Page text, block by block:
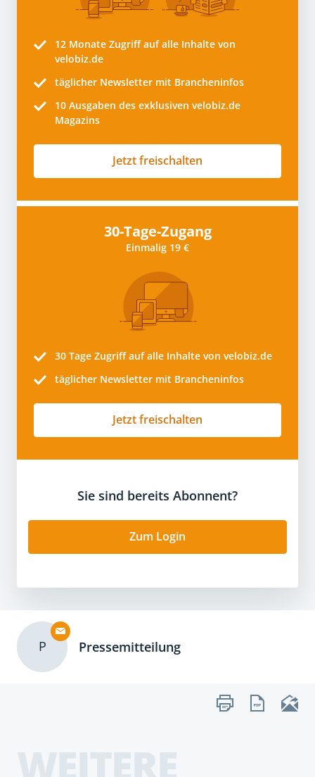
12 Monate Zugriff auf alle Inhalte von
velobiz.de
täglicher Newsletter mit Brancheninfos
10 Ausgaben des exklusiven velobiz.de
Magazins
Jetzt freischalten
30-Tage-Zugang
Einmalig 19 €
30 Tage Zugriff auf alle Inhalte von velobiz.de
täglicher Newsletter mit Brancheninfos
Jetzt freischalten
Sie sind bereits Abonnent?
Zum Login
P Pressemitteilung